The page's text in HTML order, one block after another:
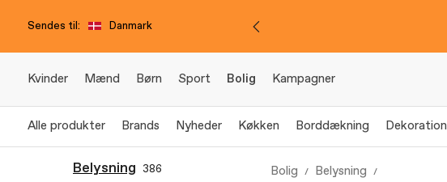
Sendes til: Danmark
Kvinder Mænd Børn Sport Bolig Kampagner
Alle produkter Brands Nyheder Køkken Borddækning Dekoration
Belysning 386 Bolig Belysning